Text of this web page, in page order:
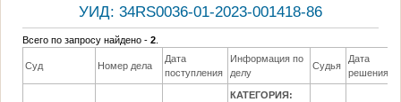
УИД: 34RS0036-01-2023-001418-86
Всего по запросу найдено -2
Суд Номер дела
Дата
поступления
Информация по
делу
Судья
Дата
решения
КАТЕГОРИЯ: